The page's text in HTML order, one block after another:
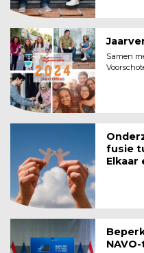
Samen
fusie
Elkaar